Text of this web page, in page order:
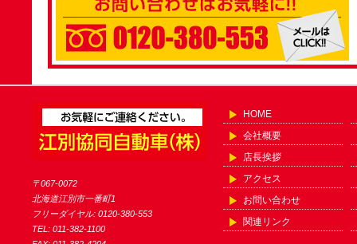
〒067-0072
北海道江別市一番町1
フリーダイヤル: 0120-380-553
TEL: 011-382-1100
HOME
会社概要
店長挨拶
アクセス
お問い合わせ
関連リンク